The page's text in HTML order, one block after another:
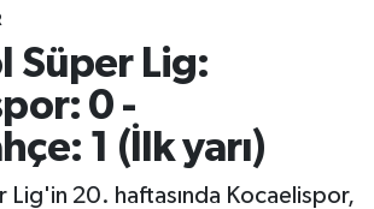
Süper Lig:
0 -
1 (İlk yarı)
Lig'in 20. haftasında Kocaelispor,